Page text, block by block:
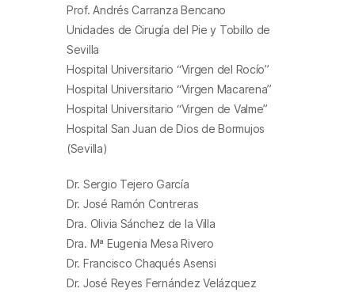
Prof. Andrés Carranza Bencano
Unidades de Cirugía del Pie y Tobillo de
Sevilla
Hospital Universitario “Virgen del Rocío”
Hospital Universitario “Virgen Macarena”
Hospital Universitario “Virgen de Valme”
Hospital San Juan de Dios de Bormujos
(Sevilla)
Dr. Sergio Tejero García
Dr. José Ramón Contreras
Dra. Olivia Sánchez de la Villa
Dra. Mª Eugenia Mesa Rivero
Dr. Francisco Chaqués Asensi
Dr. José Reyes Fernández Velázquez